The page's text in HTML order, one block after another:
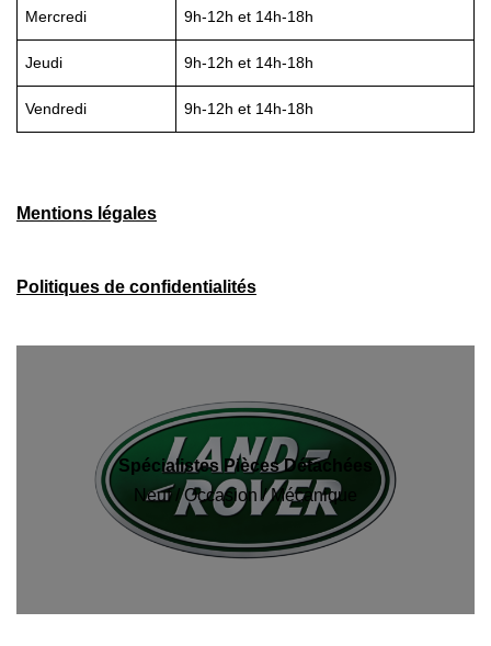
Mercredi 9h-12h et 14h-18h
Jeudi 9h-12h et 14h-18h
Vendredi 9h-12h et 14h-18h
Mentions légales
Politiques de confidentialités
Spécialistes Pièces Détachées
Neuf / Occasion / Mécanique